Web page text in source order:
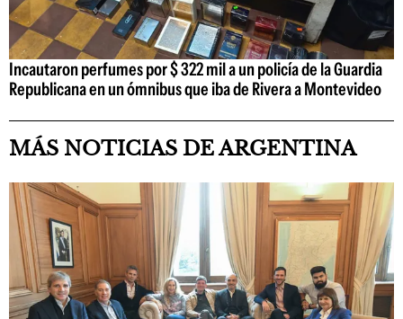
Incautaron perfumes por $ 322 mil a un policía de la Guardia
Republicana en un ómnibus que iba de Rivera a Montevideo
MÁS NOTICIAS DE ARGENTINA